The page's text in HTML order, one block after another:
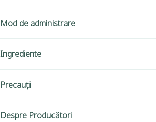
Mod de administrare
Ingrediente
Precauții
Despre Producători